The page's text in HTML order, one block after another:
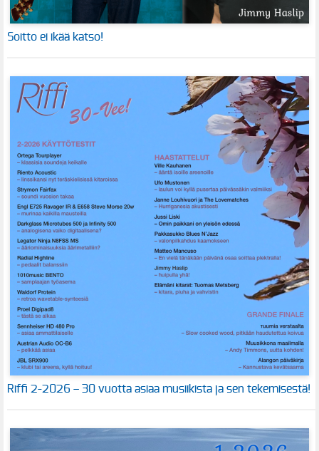
Soitto ei ikää katso!
Riffi 2-2026 – 30 vuotta asiaa musiikista ja sen tekemisestä!